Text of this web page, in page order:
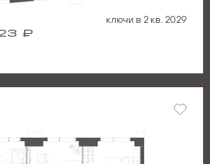
ключи в 2 кв. 2029
₽